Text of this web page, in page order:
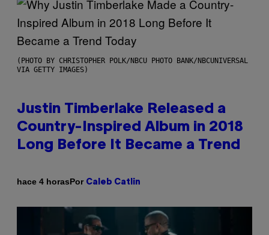
(PHOTO BY CHRISTOPHER POLK/NBCU PHOTO BANK/NBCUNIVERSAL
VIA GETTY IMAGES)
Justin Timberlake Released a
Country-Inspired Album in 2018
Long Before It Became a Trend
hace 4 horasPor Caleb Catlin